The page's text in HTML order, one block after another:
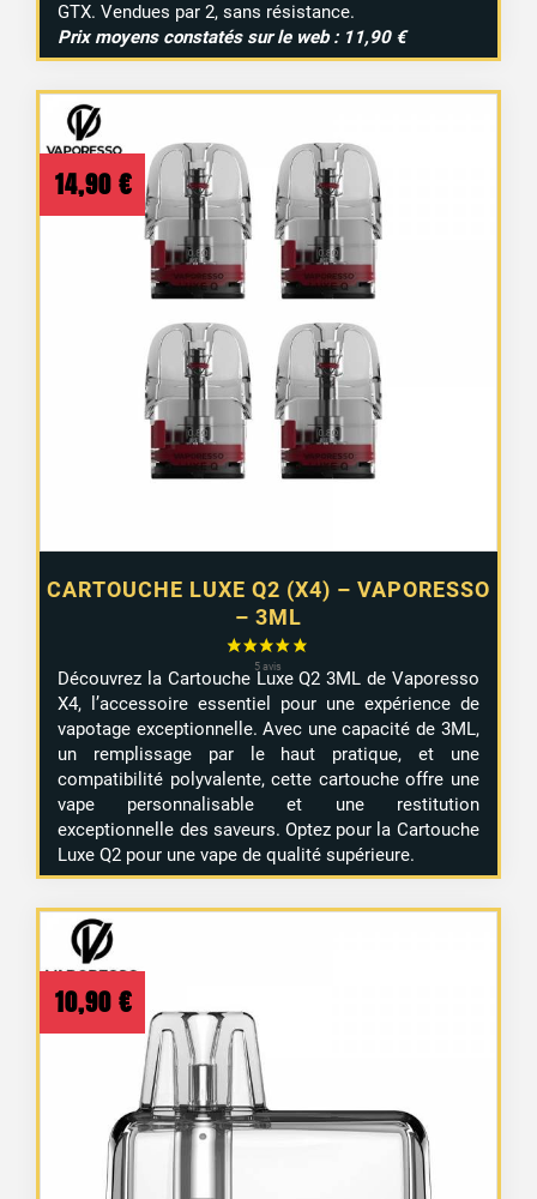
GTX. Vendues par 2, sans résistance.
Prix moyens constatés sur le web : 11,90 €
CARTOUCHE LUXE Q2 (X4) – VAPORESSO
– 3ML
14,90 €
Découvrez la Cartouche Luxe Q2 3ML de Vaporesso
X4, l’accessoire essentiel pour une expérience de
vapotage exceptionnelle. Avec une capacité de 3ML,
un remplissage par le haut pratique, et une
compatibilité polyvalente, cette cartouche offre une
vape personnalisable et une restitution
exceptionnelle des saveurs. Optez pour la Cartouche
Luxe Q2 pour une vape de qualité supérieure.
10,90 €